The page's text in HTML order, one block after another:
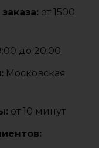
от 1500
до 20:00
Московская
от 10 минут